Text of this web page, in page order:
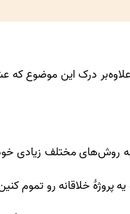
آن‌ها علاوه‌بر درک این
به روش‌های مختلف زیادی
خلاقانه رو تموم کنین